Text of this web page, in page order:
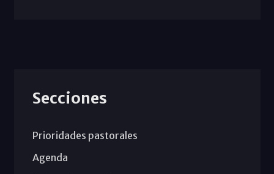
Secciones
Prioridades pastorales
Agenda